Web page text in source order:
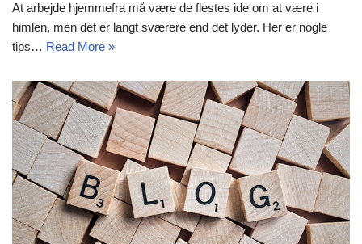
At arbejde hjemmefra må være de flestes ide om at være i
himlen, men det er langt sværere end det lyder. Her er nogle
tips… Read More »